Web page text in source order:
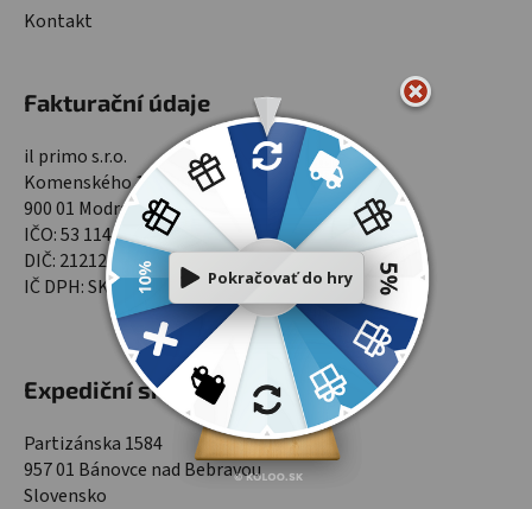
Kontakt
Fakturační údaje
il primo s.r.o.
Komenského 1565/9
900 01 Modra
IČO: 53 114 701
DIČ: 2121299961
IČ DPH: SK2121299961
Expediční sklad
Partizánska 1584
957 01 Bánovce nad Bebravou
Slovensko